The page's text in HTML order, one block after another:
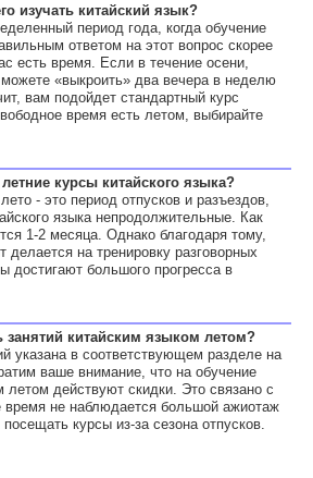
изучать китайский язык?
период года, когда обучение
ответом на этот вопрос скорее
есть время. Если в течение осени,
«выкроить» два вечера в неделю
вам подойдет стандартный курс
время есть летом, выбирайте
курсы китайского языка?
- это период отпусков и разъездов,
языка непродолжительные. Как
1-2 месяца. Однако благодаря тому,
делается на тренировку разговорных
достигают большого прогресса в
занятий китайским языком летом?
указана в соответствующем разделе на
ваше внимание, что на обучение
летом действуют скидки. Это связано с
время не наблюдается большой ажиотаж
курсы из-за сезона отпусков.